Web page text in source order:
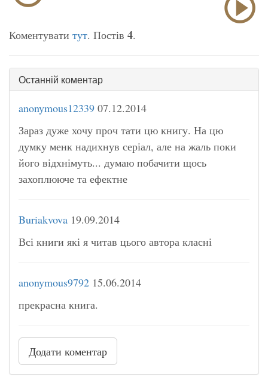
Коментувати тут. Постів 4.
Останній коментар
anonymous12339 07.12.2014
Зараз дуже хочу проч тати цю книгу. На цю
думку менк надихнув серіал, але на жаль поки
його відхнімуть... думаю побачити щось
захоплююче та ефектне
Buriakvova 19.09.2014
Всі книги які я читав цього автора класні
anonymous9792 15.06.2014
прекрасна книга.
Додати коментар